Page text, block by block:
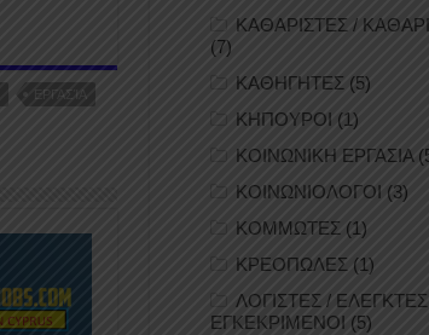
ΕΡΓΑΣΊΑ
ΚΑΘΑΡΙΣΤΕΣ /
(7)
ΚΑΘΗΓΗΤΕΣ (5)
ΚΗΠΟΥΡΟΙ (1)
ΚΟΙΝΩΝΙΚΗ ΕΡΓΑΣΙΑ
ΚΟΙΝΩΝΙΟΛΟΓΟΙ (3)
ΚΟΜΜΩΤΕΣ (1)
ΚΡΕΟΠΩΛΕΣ (1)
ΛΟΓΙΣΤΕΣ /
ΕΓΚΕΚΡΙΜΕΝΟΙ (5)